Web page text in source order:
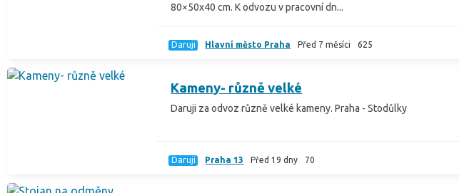
80×50x40 cm. K odvozu v pracovní dn...
Daruji Hlavní město Praha Před 7 měsíci 625
Kameny- různě velké
Daruji za odvoz různě velké kameny. Praha - Stodůlky
Daruji Praha 13 Před 19 dny 70